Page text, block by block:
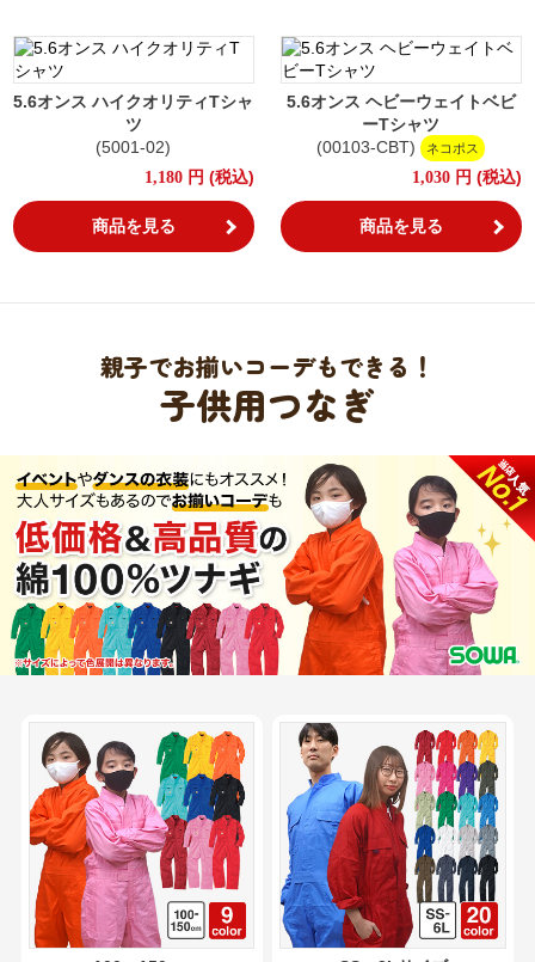
5.6オンス ハイクオリティTシャ
ツ
(5001-02)
1,180 円 (税込)
商品を見る
5.6オンス ヘビーウェイトベビ
ーTシャツ
(00103-CBT)
ネコポス
1,030 円 (税込)
商品を見る
親子でお揃いコーデもできる！
子供用つなぎ